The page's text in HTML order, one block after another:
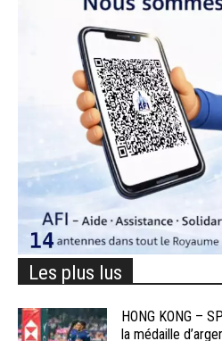
Les plus lus
HONG KONG –
la médaille